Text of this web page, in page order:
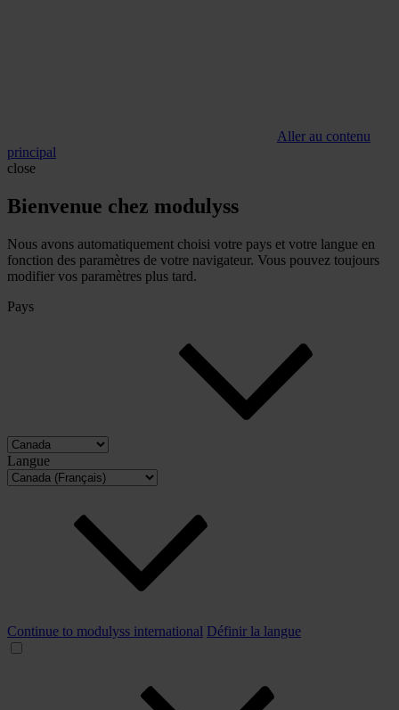
Aller au contenu
principal
close
Bienvenue chez modulyss
Nous avons automatiquement choisi votre pays et votre langue en
fonction des paramètres de votre navigateur. Vous pouvez toujours
modifier vos paramètres plus tard.
Pays
Langue
Continue to modulyss international Définir la langue